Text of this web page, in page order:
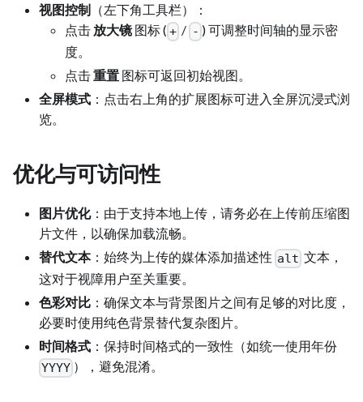
视图控制 （左下角工具栏）：
点击 放大镜 图标 ( + / - ) 可调整时间轴的显示密
度。
点击重置 图标可返回初始视图。
全屏模式 ：点击右上角的扩展图标可进入全屏沉浸式浏
览。
优化与可访问性
图片优化：由于支持本地上传，请务必在上传前压缩图
片文件，以确保加载流畅。
替代文本：始终为上传的媒体添加描述性 alt 文本，
这对于视障用户至关重要。
色彩对比 ：确保文本与背景图片之间有足够的对比度，
必要时使用纯色背景替代复杂图片。
时间格式 ：保持时间格式的一致性（如统一使用年份
YYYY ），避免混淆。